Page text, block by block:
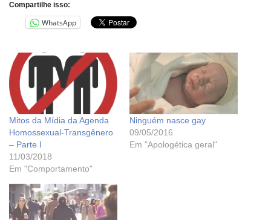
Compartilhe isso:
WhatsApp
Mitos da Mídia da Agenda
Homossexual-Transgênero
– Parte I
11/03/2018
Em "Comportamento"
Ninguém nasce gay
09/05/2016
Em "Apologética geral"